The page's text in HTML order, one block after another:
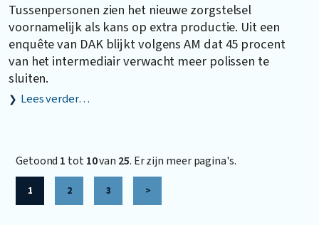
Tussenpersonen zien het nieuwe zorgstelsel
voornamelijk als kans op extra productie. Uit een
enquête van DAK blijkt volgens AM dat 45 procent
van het intermediair verwacht meer polissen te
sluiten.
Lees verder…
Getoond 1 tot10van 25. Er zijn meer pagina's.
1 2 3 >